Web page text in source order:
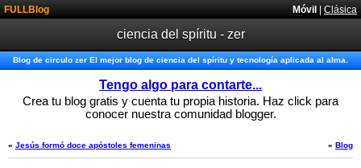
Móvil | Clásica
FULLBlog
ciencia del spíritu - zer
Blog de circulo zer El mejor blog de ciencia del spíritu y tecnología aplicada al alma.
Tengo algo para contarte...
Crea tu blog gratis y cuenta tu propia historia. Haz click para
conocer nuestra comunidad blogger.
« Blog
« Jesús formó doce apóstoles femeninas